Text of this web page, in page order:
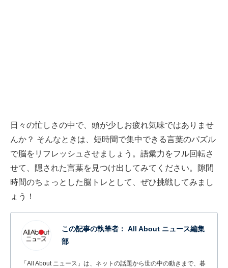
日々の忙しさの中で、頭が少しお疲れ気味ではありませ
んか？ そんなときは、短時間で集中できる言葉のパズル
で脳をリフレッシュさせましょう。語彙力をフル回転さ
せて、隠された言葉を見つけ出してみてください。隙間
時間のちょっとした脳トレとして、ぜひ挑戦してみまし
ょう！
この記事の執筆者： All About ニュース編集
部
「All About ニュース」は、ネットの話題から世の中の動きまで、暮